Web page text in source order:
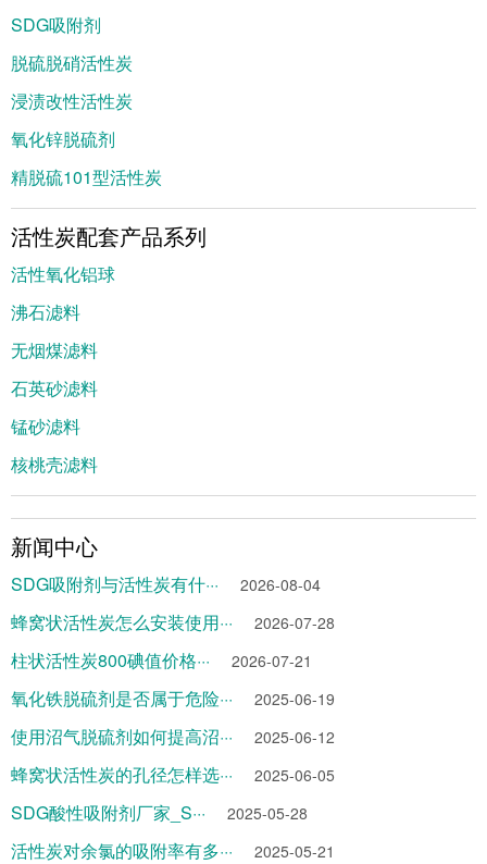
SDG吸附剂
脱硫脱硝活性炭
浸渍改性活性炭
氧化锌脱硫剂
精脱硫101型活性炭
活性炭配套产品系列
活性氧化铝球
沸石滤料
无烟煤滤料
石英砂滤料
锰砂滤料
核桃壳滤料
新闻中心
SDG吸附剂与活性炭有什··· 2026-08-04
蜂窝状活性炭怎么安装使用··· 2026-07-28
柱状活性炭800碘值价格··· 2026-07-21
氧化铁脱硫剂是否属于危险··· 2025-06-19
使用沼气脱硫剂如何提高沼··· 2025-06-12
蜂窝状活性炭的孔径怎样选··· 2025-06-05
SDG酸性吸附剂厂家_S··· 2025-05-28
活性炭对余氯的吸附率有多··· 2025-05-21